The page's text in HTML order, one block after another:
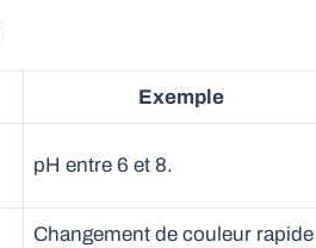
Exemple
pH entre 6 et 8.
Changement de couleur rapide